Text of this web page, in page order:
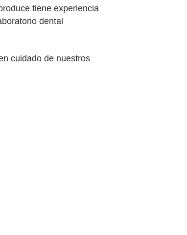
tiene experiencia
dental
cuidado de nuestros